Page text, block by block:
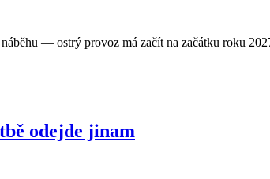
— ostrý provoz má začít na začátku roku
odejde jinam